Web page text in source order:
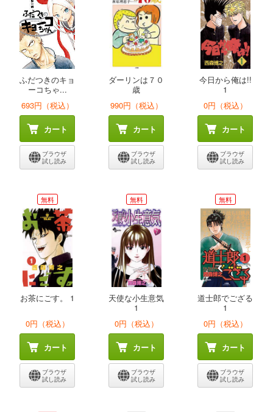
ふだつきのキョ
ーコちゃ...
693円（税込）
カート
ブラウザ
試し読み
ダーリンは７０
歳
990円（税込）
カート
ブラウザ
試し読み
今日から俺は!!
1
0円（税込）
カート
ブラウザ
試し読み
無料
お茶にごす。 1
0円（税込）
カート
ブラウザ
試し読み
無料
天使な小生意気
1
0円（税込）
カート
ブラウザ
試し読み
無料
道士郎でござる
1
0円（税込）
カート
ブラウザ
試し読み